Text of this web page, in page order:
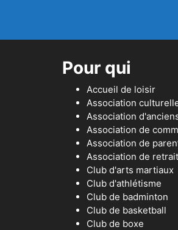
Pour qui
Accueil de loisir
Association
Association
Association de
Association de
Association de
Club d'arts martiaux
Club d'athlétisme
Club de badminton
Club de basketball
Club de boxe